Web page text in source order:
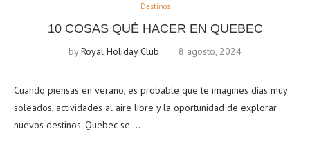
Destinos
10 COSAS QUÉ HACER EN QUEBEC
byRoyal Holiday Club 8 agosto, 2024
Cuando piensas en verano, es probable que te imagines días muy
soleados, actividades al aire libre y la oportunidad de explorar
nuevos destinos. Quebec se …